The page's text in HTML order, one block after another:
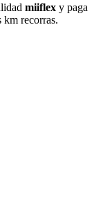
miiflex y paga
km recorras.